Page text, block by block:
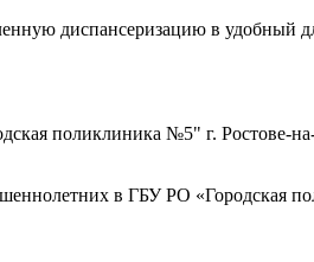
диспансеризацию в удобный
поликлиника №5" г. Ростове-
в ГБУ РО «Городская